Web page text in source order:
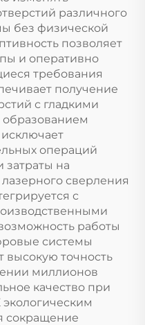
различного
без физической
позволяет
и оперативно
требования
получение
с гладкими
исключает
операций
затраты на
сверления
с
работы
системы
высокую точность
миллионов
качество при
сокращение